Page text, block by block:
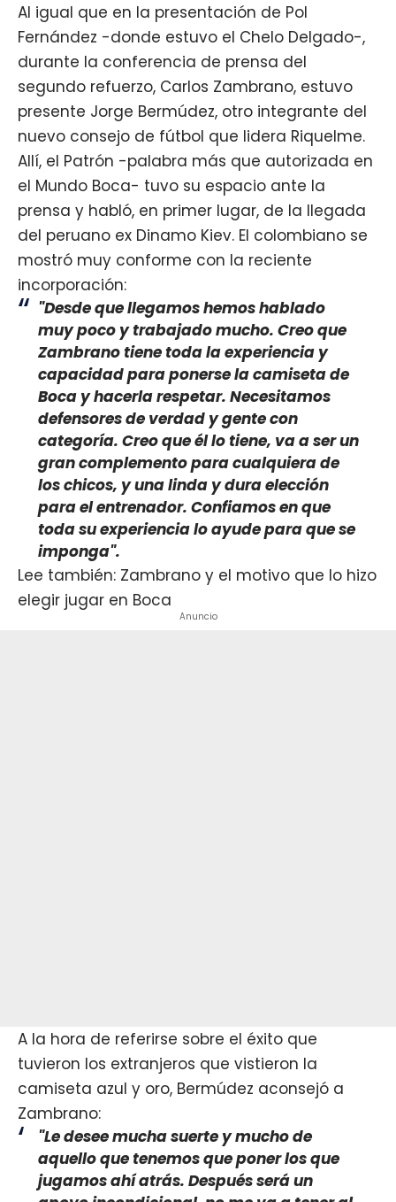
Al igual que en la presentación de Pol
Fernández -donde estuvo el Chelo Delgado-,
durante la conferencia de prensa del
segundo refuerzo, Carlos Zambrano, estuvo
presente Jorge Bermúdez, otro integrante del
nuevo consejo de fútbol que lidera Riquelme.
Allí, el Patrón -palabra más que autorizada en
el Mundo Boca- tuvo su espacio ante la
prensa y habló, en primer lugar, de la llegada
del peruano ex Dinamo Kiev. El colombiano se
mostró muy conforme con la reciente
incorporación:
"Desde que llegamos hemos hablado
muy poco y trabajado mucho. Creo que
Zambranotiene toda la experiencia y
capacidad para ponerse la camiseta de
Boca y hacerla respetar. Necesitamos
defensores de verdad y gente con
categoría. Creo que él lo tiene, va a ser un
gran complemento para cualquiera de
los chicos, y una linda y dura elección
para el entrenador. Confiamos en que
toda su experiencia lo ayude para que se
imponga".
Lee también: Zambrano y el motivo que lo hizo
elegir jugar en Boca
Anuncio
A la hora de referirse sobre el éxito que
tuvieron los extranjeros que vistieron la
camiseta azul y oro, Bermúdez aconsejó a
Zambrano:
"Le desee mucha suerte y mucho de
aquello que tenemos que poner los que
jugamos ahí atrás. Después será un